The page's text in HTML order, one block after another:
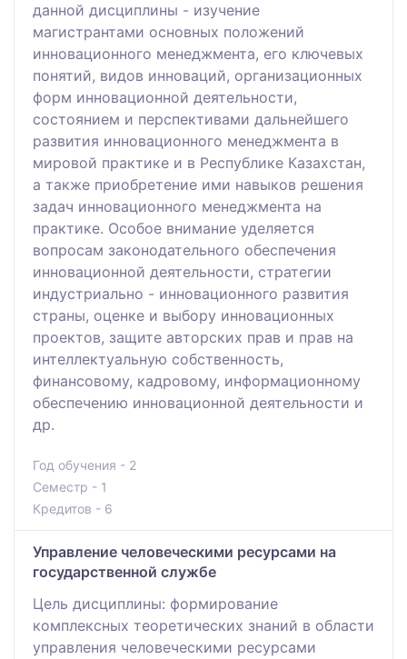
данной дисциплины - изучение
магистрантами основных положений
инновационного менеджмента, его ключевых
понятий, видов инноваций, организационных
форм инновационной деятельности,
состоянием и перспективами дальнейшего
развития инновационного менеджмента в
мировой практике и в Республике Казахстан,
а также приобретение ими навыков решения
задач инновационного менеджмента на
практике. Особое внимание уделяется
вопросам законодательного обеспечения
инновационной деятельности, стратегии
индустриально - инновационного развития
страны, оценке и выбору инновационных
проектов, защите авторских прав и прав на
интеллектуальную собственность,
финансовому, кадровому, информационному
обеспечению инновационной деятельности и
др.
Год обучения - 2
Семестр - 1
Кредитов - 6
Управление человеческими ресурсами на
государственной службе
Цель дисциплины: формирование
комплексных теоретических знаний в области
управления человеческими ресурсами